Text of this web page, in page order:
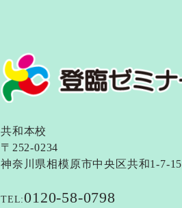
共和本校
〒252-0234
神奈川県相模原市中央区共和1-7-15
TEL:0120-58-0798